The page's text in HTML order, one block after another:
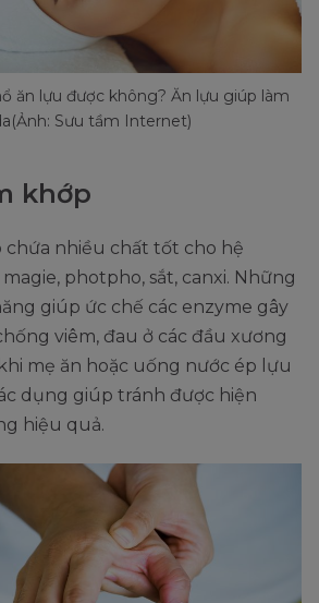
ăn lựu được không? Ăn lựu giúp làm
Sưu tầm Internet)
khớp
nhiều chất tốt cho hệ
photpho, sắt, canxi. Những
giúp ức chế các enzyme gây
viêm, đau ở các đầu xương
mẹ ăn hoặc uống nước ép lựu
dụng giúp tránh được hiện
hiệu quả.